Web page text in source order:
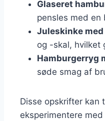
Glaseret
pensles med en
Juleskinke
og -skal, hvilket
Hamburgerryg
søde smag af
Disse opskrifter kan
eksperimentere